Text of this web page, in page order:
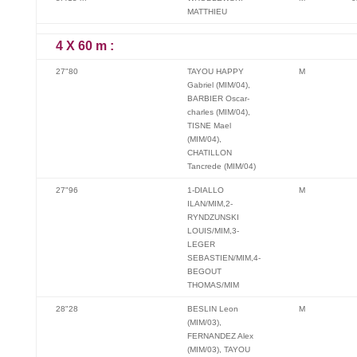
MATTHIEU
4 X 60 m :
27"80
TAYOU HAPPY
Gabriel (MIM/04),
BARBIER Oscar-
charles (MIM/04),
TISNE Mael
(MIM/04),
CHATILLON
Tancrede (MIM/04)
M
27"96
1-DIALLO
ILAN/MIM,2-
RYNDZUNSKI
LOUIS/MIM,3-
LEGER
SEBASTIEN/MIM,4-
BEGOUT
THOMAS/MIM
M
28"28
BESLIN Leon
(MIM/03),
FERNANDEZ Alex
(MIM/03), TAYOU
M